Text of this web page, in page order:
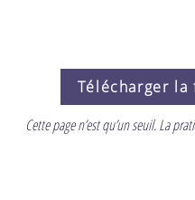
Télécharger
Cette page n’est qu’un seuil. La